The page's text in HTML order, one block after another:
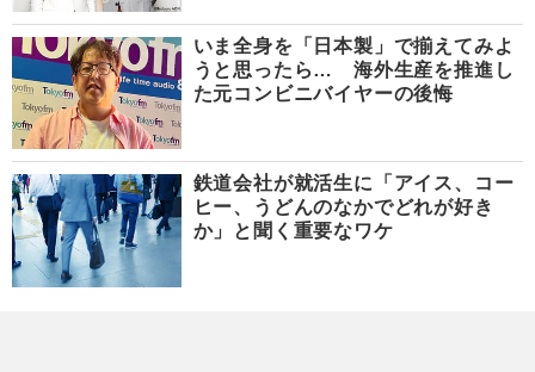
いま全身を「日本製」で揃えてみよ
うと思ったら… 海外生産を推進し
た元コンビニバイヤーの後悔
鉄道会社が就活生に「アイス、コー
ヒー、うどんのなかでどれが好き
か」と聞く重要なワケ